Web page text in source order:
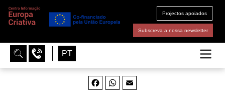
Projectos apoiados
Subscreva a nossa newsletter
PT
FacebookWhatsApp